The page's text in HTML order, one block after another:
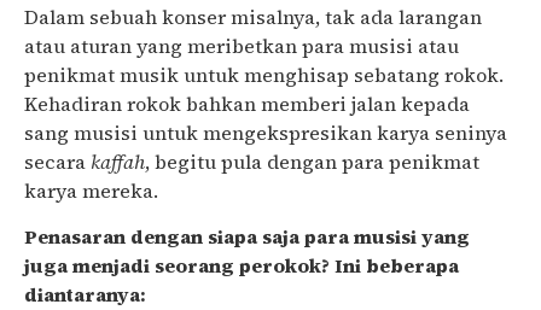
Dalam sebuah konser misalnya, tak ada larangan
atau aturan yang meribetkan para musisi atau
penikmat musik untuk menghisap sebatang rokok.
Kehadiran rokok bahkan memberi jalan kepada
sang musisi untuk mengekspresikan karya seninya
secara kaffah, begitu pula dengan para penikmat
karya mereka.
Penasaran dengan siapa saja para musisi yang
juga menjadi seorang perokok? Ini beberapa
diantaranya: